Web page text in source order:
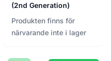
(2nd Generation)
Produkten finns för
närvarande inte i lager